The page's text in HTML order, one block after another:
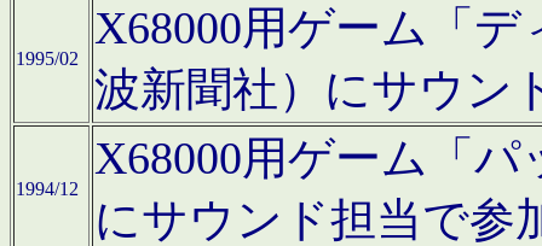
1995/02
X68000用ゲーム「
波新聞社）にサウン
1994/12
X68000用ゲーム「
にサウンド担当で参